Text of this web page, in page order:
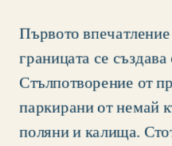
Първото
границата се
Стълпотворение от
паркирани от немай
поляни и калища.